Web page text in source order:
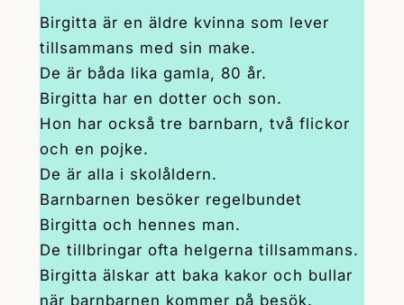
Birgitta är en äldre kvinna som lever
tillsammans med sin make.
De är båda lika gamla, 80 år.
Birgitta har en dotter och son.
Hon har också tre barnbarn, två flickor
och en pojke.
De är alla i skolåldern.
Barnbarnen besöker regelbundet
Birgitta och hennes man.
De tillbringar ofta helgerna tillsammans.
Birgitta älskar att baka kakor och bullar
när barnbarnen kommer på besök.